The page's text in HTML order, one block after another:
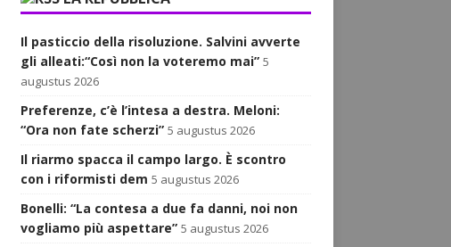
Il pasticcio della risoluzione. Salvini avverte
gli alleati:“Così non la voteremo mai” 5
augustus 2026
Preferenze, c’è l’intesa a destra. Meloni:
“Ora non fate scherzi” 5 augustus 2026
Il riarmo spacca il campo largo. È scontro
con i riformisti dem 5 augustus 2026
Bonelli: “La contesa a due fa danni, noi non
vogliamo più aspettare” 5 augustus 2026